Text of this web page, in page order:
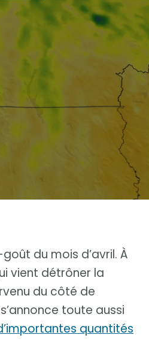
du mois d’avril. À
vient détrôner la
du côté de
toute aussi
quantités